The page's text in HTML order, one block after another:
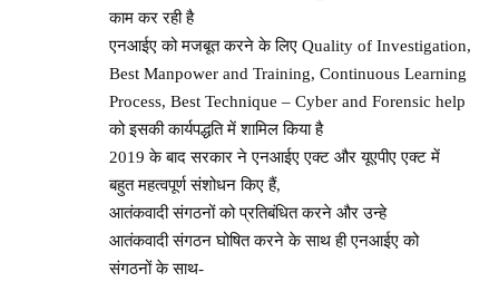
काम कर रही है
एनआईए को मजबूत करने के लिए Quality of Investigation,
Best Manpower and Training, Continuous Learning
Process, Best Technique – Cyber and Forensic help
को इसकी कार्यपद्धति में शामिल किया है
2019 के बाद सरकार ने एनआईए एक्ट और यूएपीए एक्ट में
बहुत महत्वपूर्ण संशोधन किए हैं,
आतंकवादी संगठनों को प्रतिबंधित करने और उन्हे
आतंकवादी संगठन घोषित करने के साथ ही एनआईए को
संगठनों के साथ-